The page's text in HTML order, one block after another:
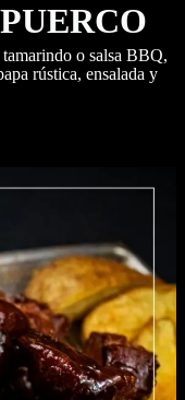
o salsa BBQ,
rústica, ensalada y